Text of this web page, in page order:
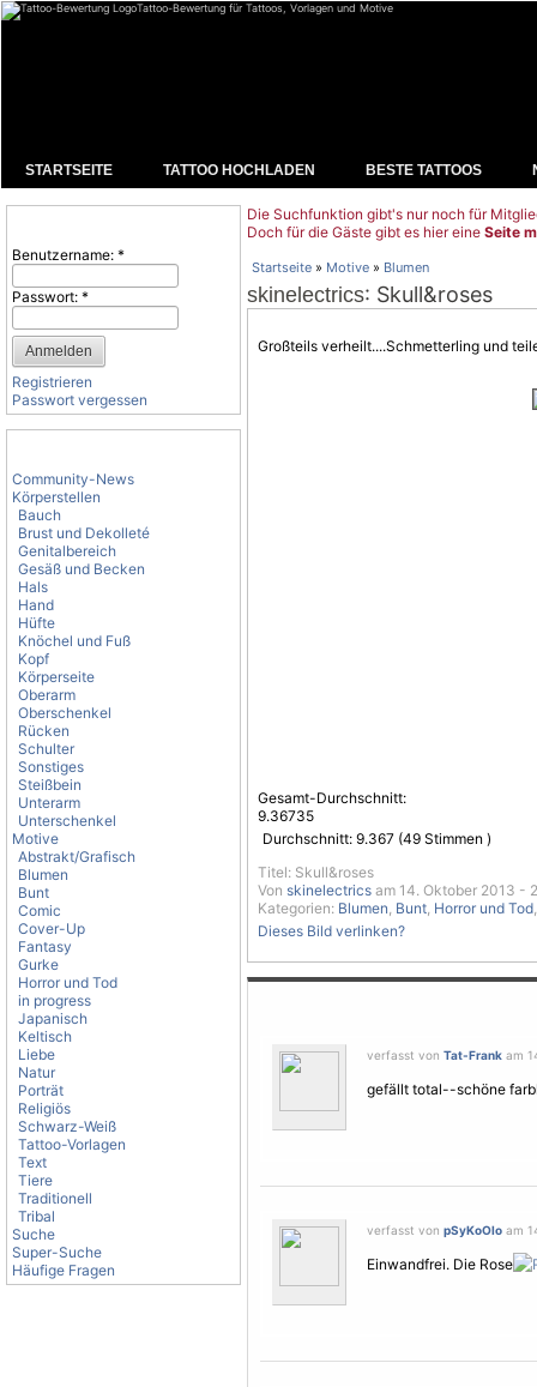
Tattoo-Bewertung für Tattoos, Vorlagen und Motive
STARTSEITE TATTOO HOCHLADEN BESTE TATTOOS
Benutzername: *
Passwort: *
Registrieren
Passwort vergessen
Community-News
Körperstellen
Bauch
Brust und Dekolleté
Genitalbereich
Gesäß und Becken
Hals
Hand
Hüfte
Knöchel und Fuß
Kopf
Körperseite
Oberarm
Oberschenkel
Rücken
Schulter
Sonstiges
Steißbein
Unterarm
Unterschenkel
Motive
Abstrakt/Grafisch
Blumen
Bunt
Comic
Cover-Up
Fantasy
Gurke
Horror und Tod
in progress
Japanisch
Keltisch
Liebe
Natur
Porträt
Religiös
Schwarz-Weiß
Tattoo-Vorlagen
Text
Tiere
Traditionell
Tribal
Suche
Super-Suche
Häufige Fragen
Die Suchfunktion gibt's nur noch für
Doch für die Gäste gibt es hier eine Seite
Startseite » Motive » Blumen
skinelectrics: Skull&roses
Großteils verheilt....Schmetterling und
Gesamt-Durchschnitt:
9.36735
Durchschnitt: 9.367 (49 Stimmen )
Titel: Skull&roses
Von skinelectrics am 14. Oktober 2013 -
Kategorien: Blumen, Bunt, Horror und Tod
Dieses Bild verlinken?
verfasst von Tat-Frank am
gefällt total--schöne
verfasst von pSyKoOlo am
Einwandfrei. Die Rose